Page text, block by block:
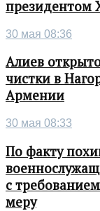
президентом
30 мая 08:36
Алиев
чистки в
Армении
30 мая 08:33
По факту
с
меру